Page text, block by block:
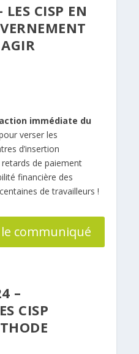
CISP EN
action immédiate du
verser les
d’insertion
de paiement
financière des
de travailleurs !
communiqué
–
CISP